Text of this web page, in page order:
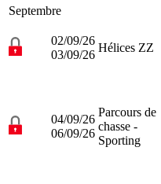
Septembre
02/09/26
03/09/26
Hélices ZZ
04/09/26
06/09/26
Parcours de
chasse -
Sporting